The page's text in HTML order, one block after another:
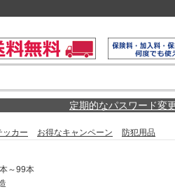
定期的なパスワード変
ッカー お得なキャンペーン 防犯用品
～99本